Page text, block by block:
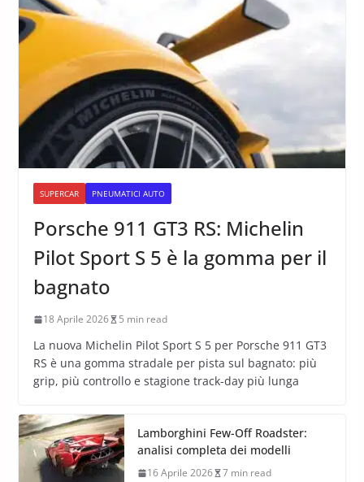
SUPERCAR PNEUMATICI AUTO
Porsche 911 GT3 RS: Michelin
Pilot Sport S 5 è la gomma per il
bagnato
18 Aprile 2026 5 min read
La nuova Michelin Pilot Sport S 5 per Porsche 911 GT3
RS è una gomma stradale per pista sul bagnato: più
grip, più controllo e stagione track-day più lunga
Lamborghini Few-Off Roadster:
analisi completa dei modelli
16 Aprile 2026 7 min read